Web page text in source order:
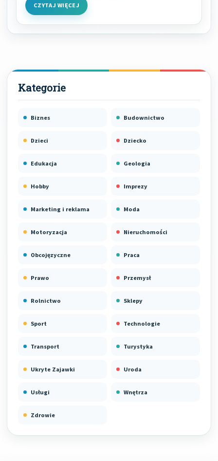
CZYTAJ WIĘCEJ
Biznes Budownictwo
Dzieci Dziecko
Edukacja Geologia
Hobby Imprezy
Marketing i reklama Moda
Motoryzacja Nieruchomości
Obcojęzyczne Praca
Prawo Przemysł
Rolnictwo Sklepy
Sport Technologie
Transport Turystyka
Ukryte Zajawki Uroda
Usługi Wnętrza
Zdrowie